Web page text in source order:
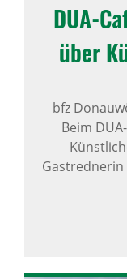
DUA-
über
bfz
Beim
Gastrednerin